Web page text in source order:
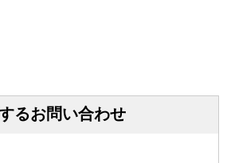
るお問い合わせ